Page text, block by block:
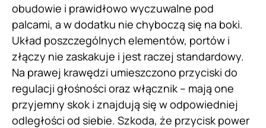
obudowie i prawidłowo wyczuwalne pod
palcami, a w dodatku nie chyboczą się na boki.
Układ poszczególnych elementów, portów i
złączy nie zaskakuje i jest raczej standardowy.
Na prawej krawędzi umieszczono przyciski do
regulacji głośności oraz włącznik – mają one
przyjemny skok i znajdują się w odpowiedniej
odległości od siebie. Szkoda, że przycisk power